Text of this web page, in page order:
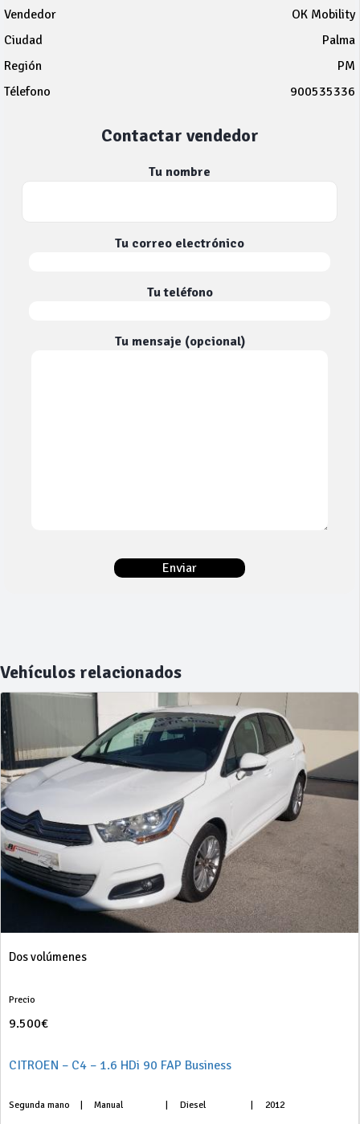
Vendedor
OK Mobility
Ciudad
Palma
Región
PM
Télefono
900535336
Contactar vendedor
Tu nombre
Tu correo electrónico
Tu teléfono
Tu mensaje (opcional)
Vehículos relacionados
Dos volúmenes
Precio
9.500€
CITROEN – C4 – 1.6 HDi 90 FAP Business
Segunda mano Manual Diesel 2012